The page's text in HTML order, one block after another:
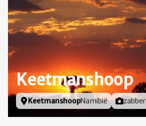
Keetmanshoop
Locatie
KeetmanshoopNamibië Foto door
zabber